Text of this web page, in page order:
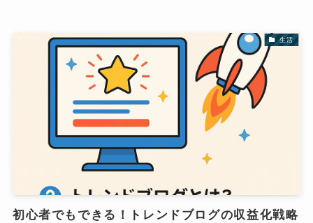
生活
初心者でもできる！トレンドブログの収益化戦略